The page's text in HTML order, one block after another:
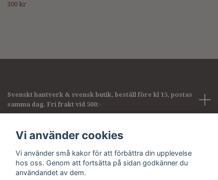
300 kr
Svenskt hantverk & svensk butik, beställ före kl 15, postas
samma dag. Fri frakt vid 500:-
Företagsinformation
Sociala medier
Vi använder cookies
Vi använder små kakor för att förbättra din upplevelse
hos oss. Genom att fortsätta på sidan godkänner du
användandet av dem.